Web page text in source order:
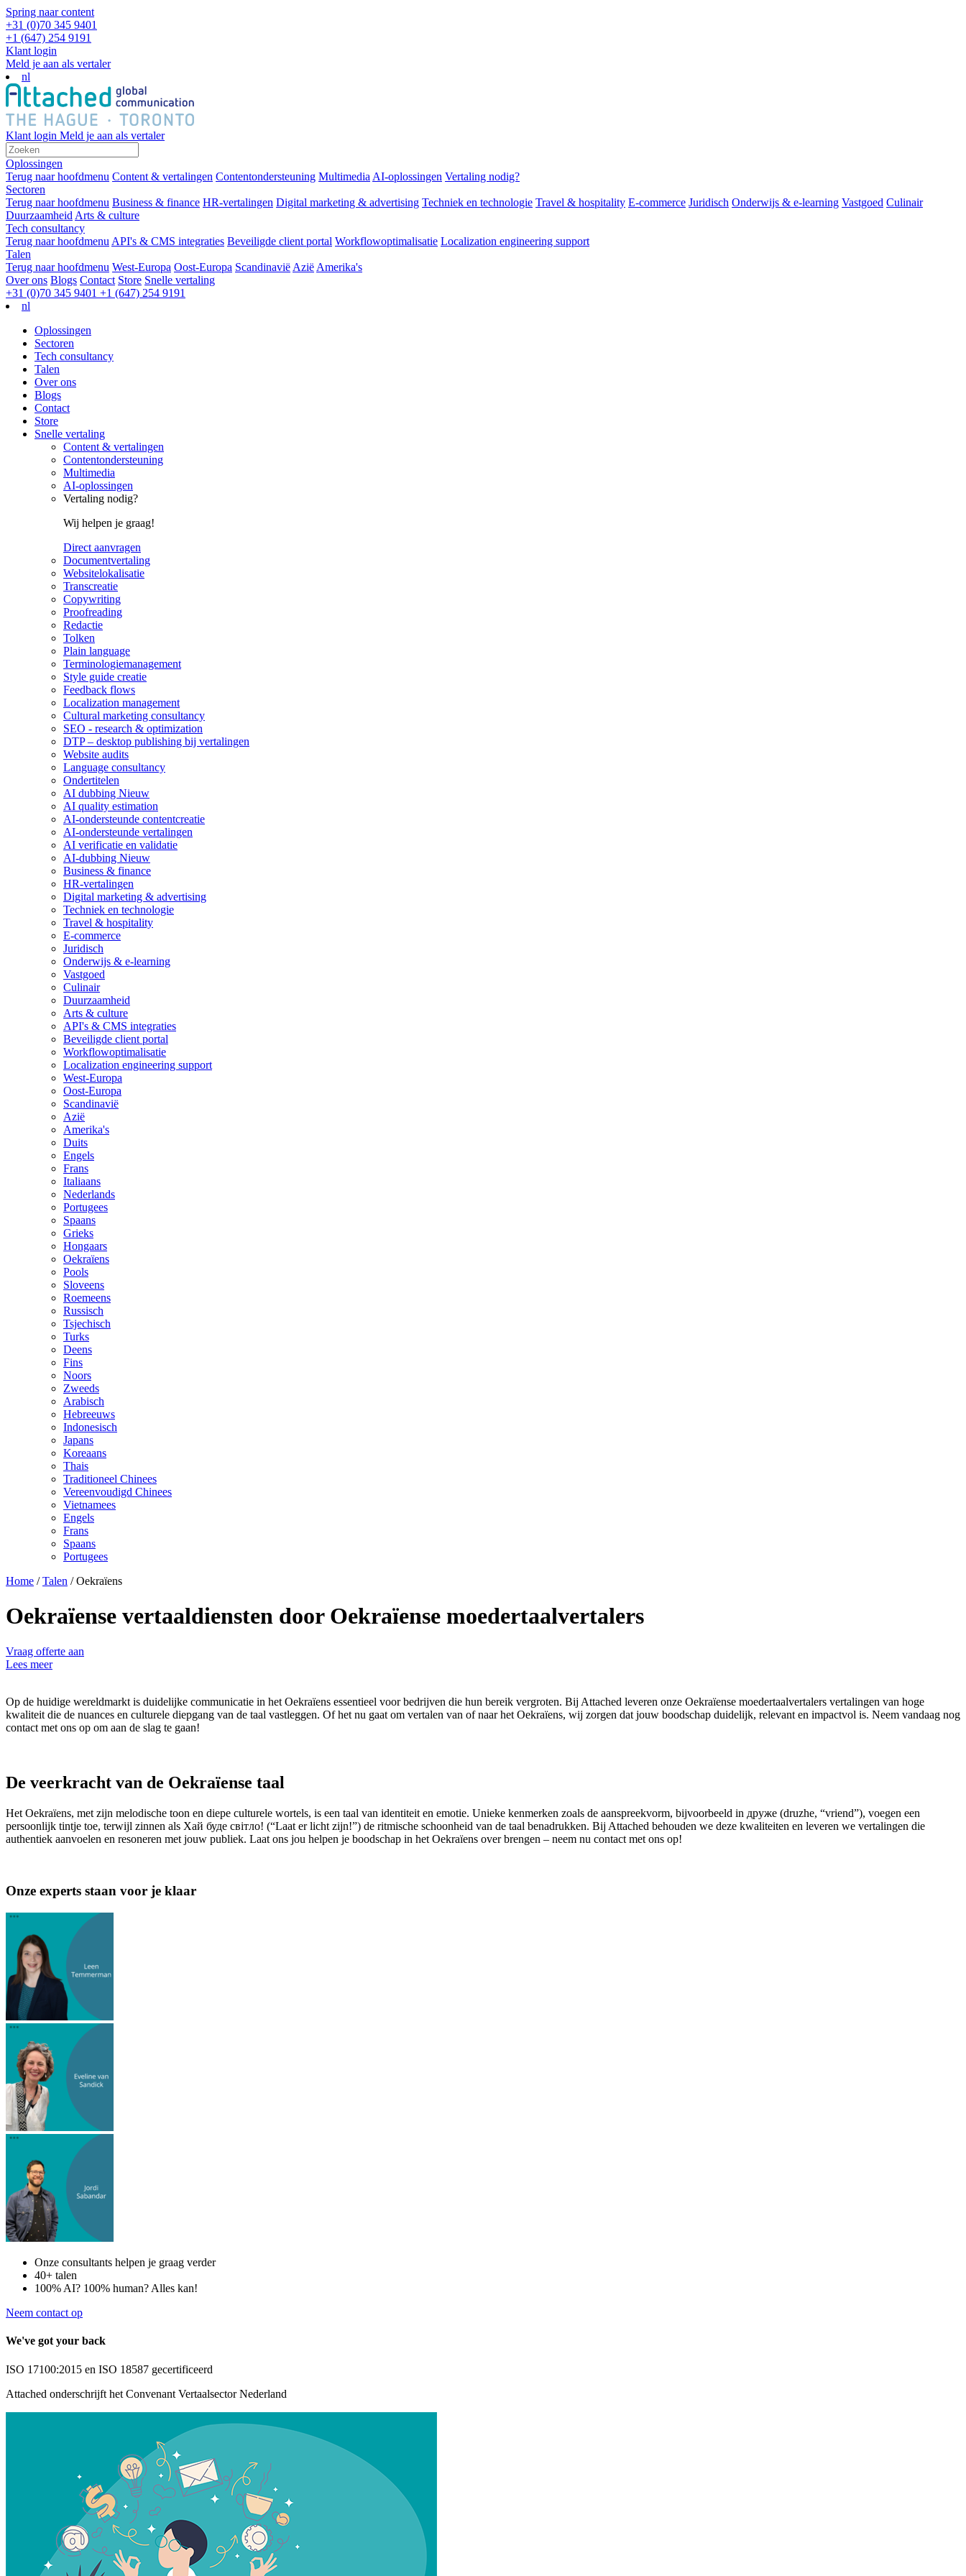
Spring naar content
+31 (0)70 345 9401
+1 (647) 254 9191
Klant login
Meld je aan als vertaler
nl
Klant login Meld je aan als vertaler
Oplossingen
Terug naar hoofdmenu Content & vertalingen Contentondersteuning Multimedia AI-oplossingen Vertaling nodig?
Sectoren
Terug naar hoofdmenu Business & finance HR-vertalingen Digital marketing & advertising Techniek en technologie Travel & hospitality E-commerce Juridisch Onderwijs & e-learning Vastgoed Culinair
Duurzaamheid Arts & culture
Tech consultancy
Terug naar hoofdmenu API's & CMS integraties Beveiligde client portal Workflowoptimalisatie Localization engineering support
Talen
Terug naar hoofdmenu West-Europa Oost-Europa Scandinavië Azië Amerika's
Over ons Blogs Contact Store Snelle vertaling
+31 (0)70 345 9401 +1 (647) 254 9191
nl
Oplossingen
Sectoren
Tech consultancy
Talen
Over ons
Blogs
Contact
Store
Snelle vertaling
Content & vertalingen
Contentondersteuning
Multimedia
AI-oplossingen
Vertaling nodig?
Wij helpen je graag!
Direct aanvragen
Documentvertaling
Websitelokalisatie
Transcreatie
Copywriting
Proofreading
Redactie
Tolken
Plain language
Terminologiemanagement
Style guide creatie
Feedback flows
Localization management
Cultural marketing consultancy
SEO - research & optimization
DTP – desktop publishing bij vertalingen
Website audits
Language consultancy
Ondertitelen
AI dubbing Nieuw
AI quality estimation
AI-ondersteunde contentcreatie
AI-ondersteunde vertalingen
AI verificatie en validatie
AI-dubbing Nieuw
Business & finance
HR-vertalingen
Digital marketing & advertising
Techniek en technologie
Travel & hospitality
E-commerce
Juridisch
Onderwijs & e-learning
Vastgoed
Culinair
Duurzaamheid
Arts & culture
API's & CMS integraties
Beveiligde client portal
Workflowoptimalisatie
Localization engineering support
West-Europa
Oost-Europa
Scandinavië
Azië
Amerika's
Duits
Engels
Frans
Italiaans
Nederlands
Portugees
Spaans
Grieks
Hongaars
Oekraïens
Pools
Sloveens
Roemeens
Russisch
Tsjechisch
Turks
Deens
Fins
Noors
Zweeds
Arabisch
Hebreeuws
Indonesisch
Japans
Koreaans
Thais
Traditioneel Chinees
Vereenvoudigd Chinees
Vietnamees
Engels
Frans
Spaans
Portugees
Home /Talen /Oekraïens
Oekraïense vertaaldiensten door Oekraïense moedertaalvertalers
Vraag offerte aan
Lees meer
Op de huidige wereldmarkt is duidelijke communicatie in het Oekraïens essentieel voor bedrijven die hun bereik vergroten. Bij Attached leveren onze Oekraïense moedertaalvertalers vertalingen van hoge
kwaliteit die de nuances en culturele diepgang van de taal vastleggen. Of het nu gaat om vertalen van of naar het Oekraïens, wij zorgen dat jouw boodschap duidelijk, relevant en impactvol is. Neem vandaag nog
contact met ons op om aan de slag te gaan!
De veerkracht van de Oekraïense taal
Het Oekraïens, met zijn melodische toon en diepe culturele wortels, is een taal van identiteit en emotie. Unieke kenmerken zoals de aanspreekvorm, bijvoorbeeld in друже (druzhe, “vriend”), voegen een
persoonlijk tintje toe, terwijl zinnen als Хай буде світло! (“Laat er licht zijn!”) de ritmische schoonheid van de taal benadrukken. Bij Attached behouden we deze kwaliteiten en leveren we vertalingen die
authentiek aanvoelen en resoneren met jouw publiek. Laat ons jou helpen je boodschap in het Oekraïens over brengen – neem nu contact met ons op!
Onze experts staan voor je klaar
Onze consultants helpen je graag verder
40+ talen
100% AI? 100% human? Alles kan!
Neem contact op
We've got your back
ISO 17100:2015 en ISO 18587 gecertificeerd
Attached onderschrijft het Convenant Vertaalsector Nederland